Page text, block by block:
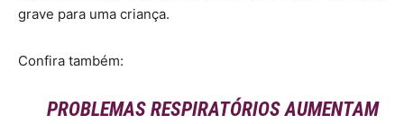
grave para uma criança.
Confira também:
PROBLEMAS RESPIRATÓRIOS AUMENTAM